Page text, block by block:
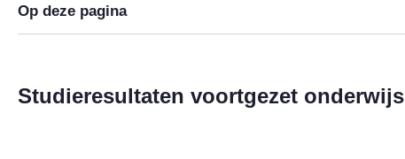
Op deze pagina
Studieresultaten voortgezet onderwijs